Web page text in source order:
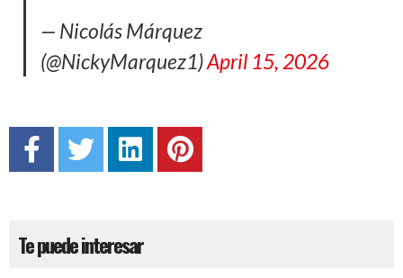
— Nicolás Márquez
(@NickyMarquez1)April 15, 2026
Te puede interesar